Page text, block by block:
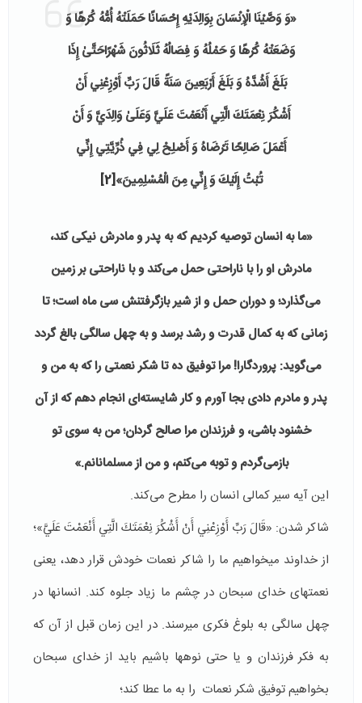
«وَ وَصَّيْنَا الْإِنْسَانَ بِوَالِدَيْهِ إِحْسَانًا حَمَلَتْهُ أُمُّهُ كُرْهًا وَ
وَضَعَتْهُ كُرْهًا وَ حَمْلُهُ وَ فِصَالُهُ ثَلَاثُونَ شَهْرًاحَتَّىٰ إِذَا
بَلَغَ أَشُدَّهُ وَ بَلَغَ أَرْبَعِينَ سَنَةً قَالَ رَبِّ أَوْزِعْنِي أَنْ
أَشْكُرَ نِعْمَتَكَ الَّتِي أَنْعَمْتَ عَلَيَّ وَعَلَىٰ وَالِدَيَّ وَ أَنْ
أَعْمَلَ صَالِحًا تَرْضَاهُ وَ أَصْلِحْ لِي فِي ذُرِّيَّتِي إِنِّي
تُبْتُ إِلَيْكَ وَ إِنِّي مِنَ الْمُسْلِمِينَ»[2]
«ما به انسان توصیه کردیم که به پدر و مادرش نیکی کند،
مادرش او را با ناراحتی حمل می‌کند و با ناراحتی بر زمین
می‌گذارد؛ و دوران حمل و از شیر بازگرفتنش سی ماه است؛ تا
زمانی که به کمال قدرت و رشد برسد و به چهل سالگی بالغ گردد
می‌گوید: پروردگارا! مرا توفیق ده تا شکر نعمتی را که به من و
پدر و مادرم دادی بجا آورم و کار شایسته‌ای انجام دهم که از آن
خشنود باشی، و فرزندان مرا صالح گردان؛ من به سوی تو
بازمی‌گردم و توبه می‌کنم، و من از مسلمانانم.»
این آیه سیر کمالی انسان را مطرح می‌کند.
شاکر شدن: «قَالَ رَبِّ أَوْزِعْنِي أَنْ أَشْكُرَ نِعْمَتَكَ الَّتِي أَنْعَمْتَ عَلَيَّ»؛
از خداوند می­خواهیم ما را شاکر نعمات خودش قرار دهد، یعنی
نعمت­های خدای سبحان در چشم ما زیاد جلوه کند. انسان­ها در
چهل سالگی به بلوغ فکری می­رسند. در این زمان قبل از آن که
به فکر فرزندان و یا حتی نوه­ها باشیم باید از خدای سبحان
بخواهیم توفیق شکر نعمات را به ما عطا کند؛